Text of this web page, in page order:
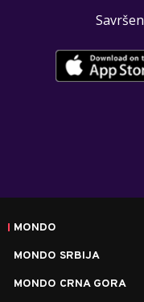
MONDO
MONDO SRBIJA
MONDO CRNA GORA